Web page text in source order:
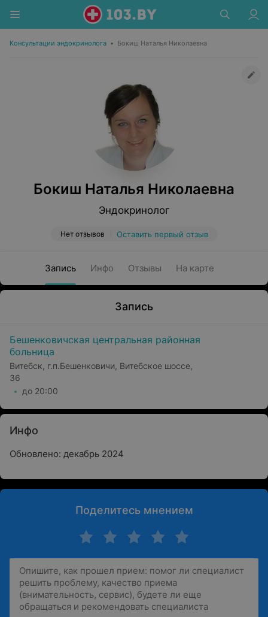
Консультации эндокринолога • Бокиш Наталья Николаевна
Бокиш Наталья Николаевна
Эндокринолог
Нет отзывов Оставить первый отзыв
Запись Инфо Отзывы На карте
Запись
Бешенковичская центральная районная
больница
Витебск, г.п.Бешенковичи, Витебское шоссе,
36
до 20:00
Инфо
Обновлено: декабрь 2024
Поделитесь мнением